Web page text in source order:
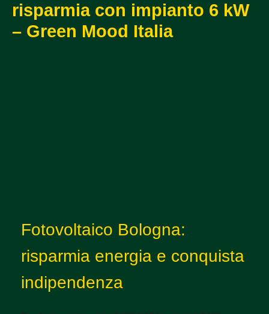
risparmia con impianto 6 kW
– Green Mood Italia
Fotovoltaico Bologna:
risparmia energia e conquista
indipendenza